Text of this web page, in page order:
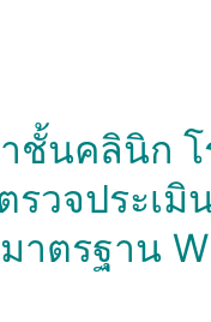
ชั้นคลินิก
วจประเ
รฐาน